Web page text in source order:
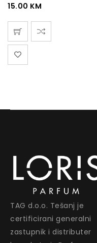
15.00 KM
TAG d.o.o. Tešanj je
certificirani generalni
zastupnik i distributer